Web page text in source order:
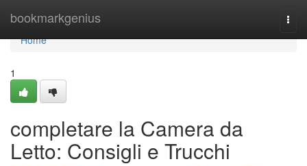
bookmarkgenius
Home
Home
1
completare la Camera da
Letto: Consigli e Trucchi